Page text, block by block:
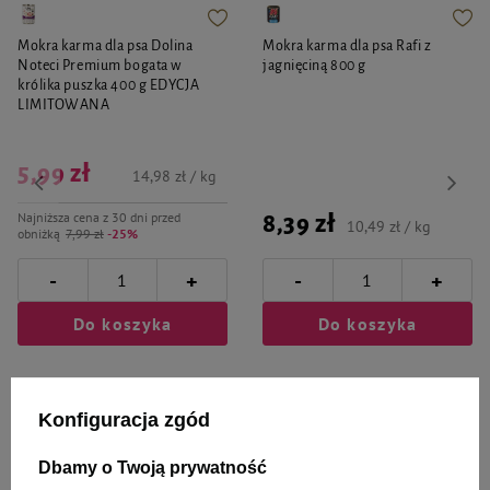
Mokra karma dla psa Dolina
Noteci Premium bogata w
królika puszka 400 g EDYCJA
LIMITOWANA
Najniższa cena z 30 dni przed
obniżką 7,99 zł -25%
5,99 zł 14,98 zł / kg
- +
Do koszyka
Mokra karma dla psa Rafi z
jagnięciną 800 g
8,39 zł 10,49 zł / kg
- +
Do koszyka
Konfiguracja zgód
Dbamy o Twoją prywatność